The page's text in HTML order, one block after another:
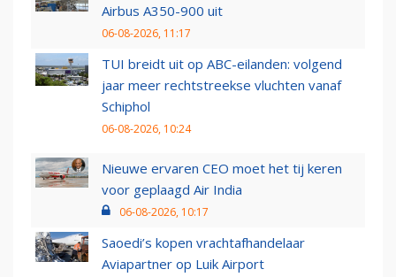
Airbus A350-900 uit
06-08-2026, 11:17
TUI breidt uit op ABC-eilanden: volgend
jaar meer rechtstreekse vluchten vanaf
Schiphol
06-08-2026, 10:24
Nieuwe ervaren CEO moet het tij keren
voor geplaagd Air India
06-08-2026, 10:17
Saoedi’s kopen vrachtafhandelaar
Aviapartner op Luik Airport